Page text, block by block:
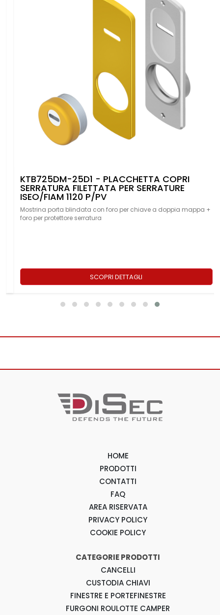
KTB725DM-25D1 - PLACCHETTA COPRI
SERRATURA FILETTATA PER SERRATURE
ISEO/FIAM 1120 P/PV
Mostrina porta blindata con foro per chiave a doppia mappa +
foro per protettore serratura
SCOPRI DETTAGLI
HOME
PRODOTTI
CONTATTI
FAQ
AREA RISERVATA
PRIVACY POLICY
COOKIE POLICY
CATEGORIE PRODOTTI
CANCELLI
CUSTODIA CHIAVI
FINESTRE E PORTEFINESTRE
FURGONI ROULOTTE CAMPER